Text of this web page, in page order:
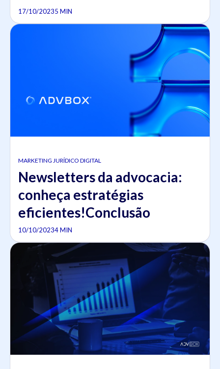
17/10/20235 MIN
MARKETING JURÍDICO DIGITAL
Newsletters da advocacia:
conheça estratégias
eficientes!Conclusão
10/10/20234 MIN